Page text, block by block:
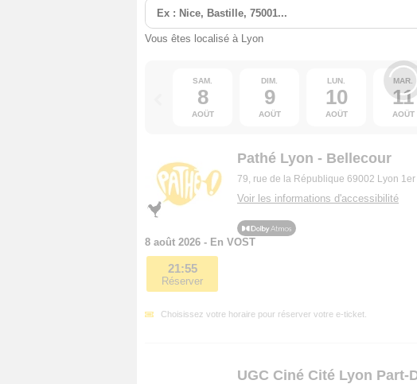
Vous êtes localisé à Lyon
SAM.
8
AOÛT
DIM.
9
AOÛT
LUN.
10
AOÛT
MAR.
11
AOÛT
Pathé Lyon - Bellecour
79, rue de la République 69002 Lyon
Voir les informations d'accessibilité
8 août 2026 - En VOST
21:55
Réserver
Choisissez votre horaire pour réserver votre e-ticket.
UGC Ciné Cité Lyon Part-